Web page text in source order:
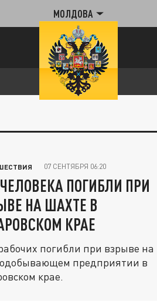
МОЛДОВА
07 СЕНТЯБРЯ 06:20
ПОГИБЛИ ПРИ
НА ШАХТЕ В
КРАЕ
погибли при взрыве на
предприятии в
крае.